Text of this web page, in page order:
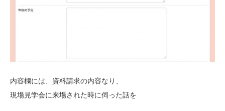
内容欄には、資料請求の内容なり、
現場見学会に来場された時に伺った話を